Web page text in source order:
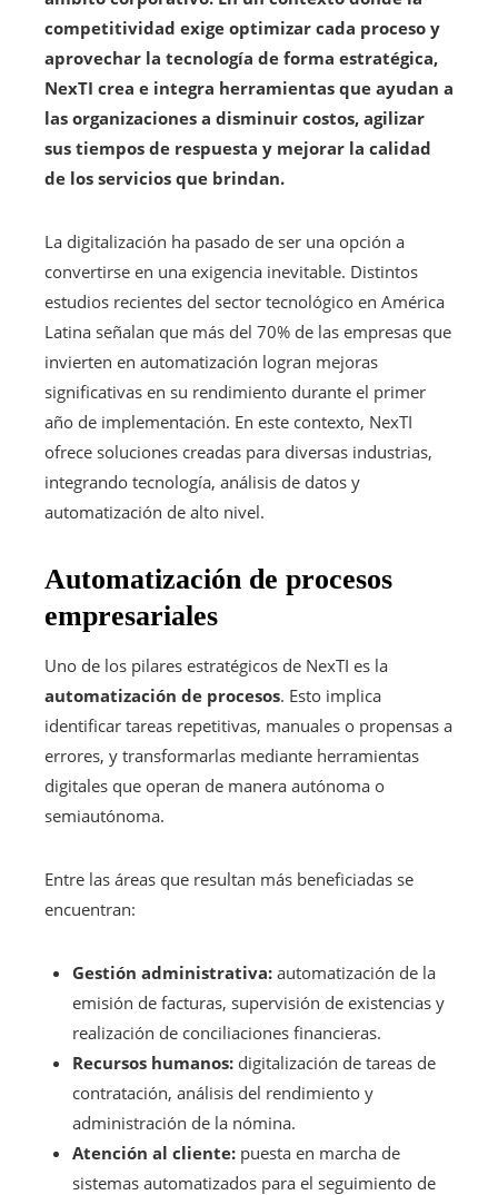
competitividad exige optimizar cada proceso y
aprovechar la tecnología de forma estratégica,
NexTI crea e integra herramientas que ayudan a
las organizaciones a disminuir costos, agilizar
sus tiempos de respuesta y mejorar la calidad
de los servicios que brindan.
La digitalización ha pasado de ser una opción a
convertirse en una exigencia inevitable. Distintos
estudios recientes del sector tecnológico en América
Latina señalan que más del 70% de las empresas que
invierten en automatización logran mejoras
significativas en su rendimiento durante el primer
año de implementación. En este contexto, NexTI
ofrece soluciones creadas para diversas industrias,
integrando tecnología, análisis de datos y
automatización de alto nivel.
Automatización de procesos
empresariales
Uno de los pilares estratégicos de NexTI es la
automatización de procesos. Esto implica
identificar tareas repetitivas, manuales o propensas a
errores, y transformarlas mediante herramientas
digitales que operan de manera autónoma o
semiautónoma.
Entre las áreas que resultan más beneficiadas se
encuentran:
Gestión administrativa: automatización de la
emisión de facturas, supervisión de existencias y
realización de conciliaciones financieras.
Recursos humanos: digitalización de tareas de
contratación, análisis del rendimiento y
administración de la nómina.
Atención al cliente: puesta en marcha de
sistemas automatizados para el seguimiento de